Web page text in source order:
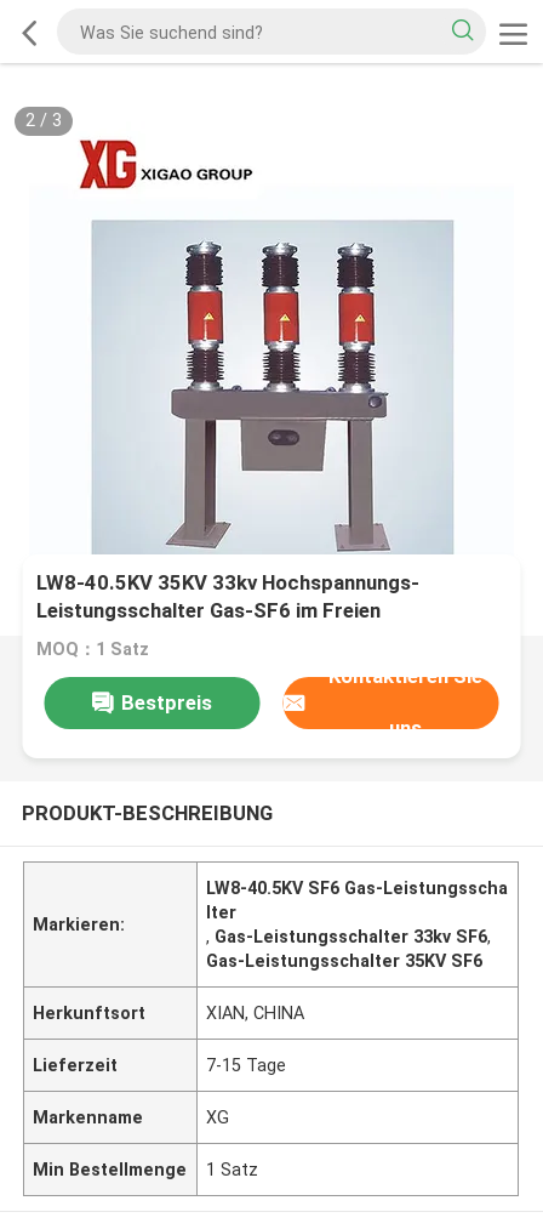
2/ 3
LW8-40.5KV 35KV 33kv Hochspannungs-
Leistungsschalter Gas-SF6 im Freien
MOQ：1 Satz
Bestpreis
Kontaktieren Sie
uns
PRODUKT-BESCHREIBUNG
Markieren:
LW8-40.5KV SF6 Gas-Leistungsscha
lter
, Gas-Leistungsschalter 33kv SF6,
Gas-Leistungsschalter 35KV SF6
Herkunftsort XIAN, CHINA
Lieferzeit 7-15 Tage
Markenname XG
Min Bestellmenge 1 Satz